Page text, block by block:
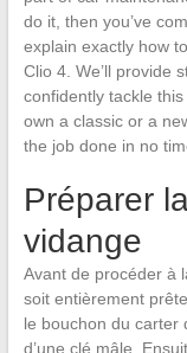
do it, then you’ve
explain exactly how
Clio 4. We’ll provide
confidently tackle
own a classic or a
the job done in no
Préparer
vidange
Avant de procéder à
soit entièrement
le bouchon du carter
d’une clé mâle.